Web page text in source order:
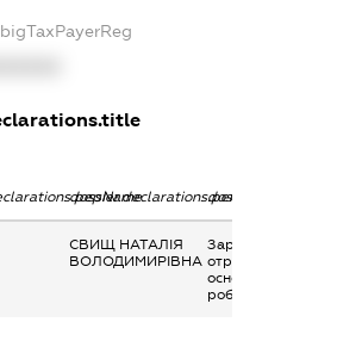
dossier.declarations.personName
СВИЩ НАТАЛІЯ
ВОЛОДИМИРІВНА
Заробітна плата
отримана за
основним місцем
роботи